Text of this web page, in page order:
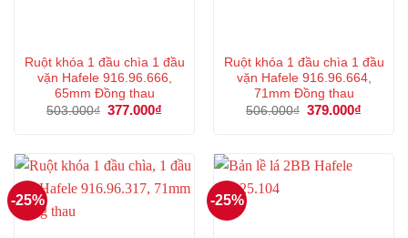
Ruột khóa 1 đầu chìa 1 đầu
vặn Hafele 916.96.666,
65mm Đồng thau
503.000₫ Giá
377.000₫
377.000₫.
Ruột khóa 1 đầu chìa 1 đầu
vặn Hafele 916.96.664,
71mm Đồng thau
506.000₫ Giá
379.000₫
-25% -25%